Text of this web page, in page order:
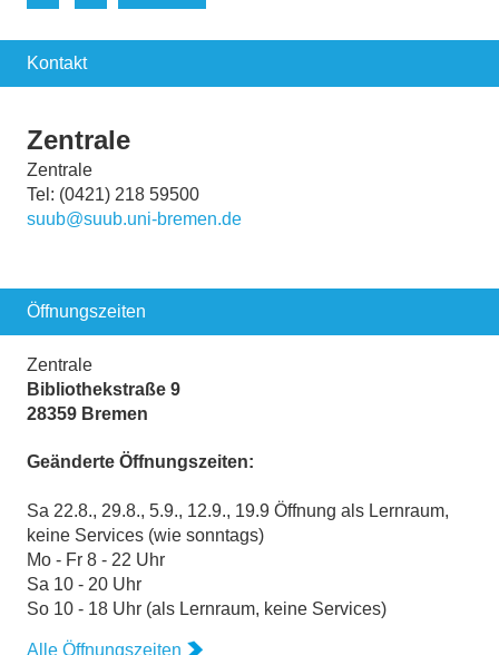
Kontakt
Zentrale
Zentrale
Tel: (0421) 218 59500
suub@suub.uni-bremen.de
Öffnungszeiten
Zentrale
Bibliothekstraße 9
28359 Bremen
Geänderte Öffnungszeiten:
Sa 22.8., 29.8., 5.9., 12.9., 19.9 Öffnung als Lernraum,
keine Services (wie sonntags)
Mo - Fr 8 - 22 Uhr
Sa 10 - 20 Uhr
So 10 - 18 Uhr (als Lernraum, keine Services)
Alle Öffnungszeiten